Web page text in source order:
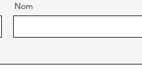
Nom